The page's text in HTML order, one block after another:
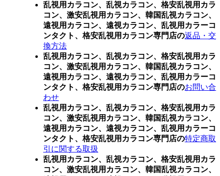
乱視用カラコン、乱視カラコン、格安乱視用カラ
コン、激安乱視用カラコン、韓国乱視カラコン、
遠視用カラコン、遠視カラコン、乱視用カラーコ
ンタクト、格安乱視用カラコン専門店の返品・交
換方法
乱視用カラコン、乱視カラコン、格安乱視用カラ
コン、激安乱視用カラコン、韓国乱視カラコン、
遠視用カラコン、遠視カラコン、乱視用カラーコ
ンタクト、格安乱視用カラコン専門店のお問い合
わせ
乱視用カラコン、乱視カラコン、格安乱視用カラ
コン、激安乱視用カラコン、韓国乱視カラコン、
遠視用カラコン、遠視カラコン、乱視用カラーコ
ンタクト、格安乱視用カラコン専門店の特定商取
引に関する取扱
乱視用カラコン、乱視カラコン、格安乱視用カラ
コン、激安乱視用カラコン、韓国乱視カラコン、